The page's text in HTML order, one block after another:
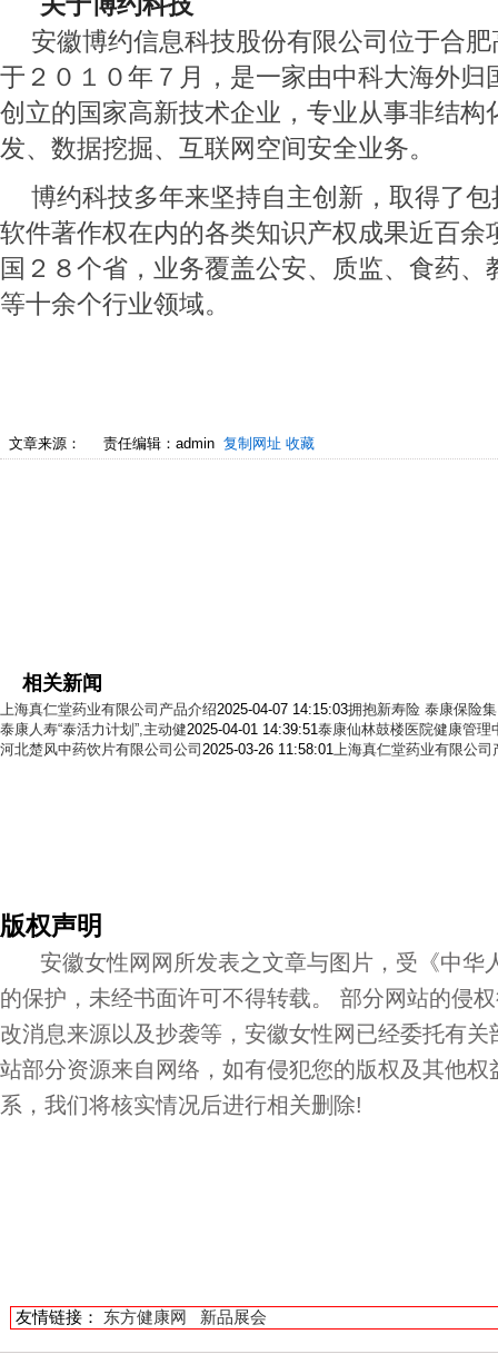
安徽博约信息科技股份有限公司位于合
于２０１０年７月，是一家由中科大海外归
创立的国家高新技术企业，专业从事非结构
发、数据挖掘、互联网空间安全业务。
博约科技多年来坚持自主创新，取得了
软件著作权在内的各类知识产权成果近百余
国２８个省，业务覆盖公安、质监、食药、
等十余个行业领域。
文章来源： 责任编辑：admin 复制网址 收藏
相关新闻
上海真仁堂药业有限公司产品介绍2025-04-07 14:15:03拥抱新寿险 泰康保险
泰康人寿“泰活力计划”,主动健2025-04-01 14:39:51泰康仙林鼓楼医院健康管理
河北楚风中药饮片有限公司公司 2025-03-26 11:58:01 上海真仁堂药业有限公司
版权声明
安徽女性网网所发表之文章与图片，受《中华
的保护，未经书面许可不得转载。 部分网站的侵
改消息来源以及抄袭等，安徽女性网已经委托有
站部分资源来自网络，如有侵犯您的版权及其他权
系，我们将核实情况后进行相关删除!
友情链接： 东方健康网 新品展会